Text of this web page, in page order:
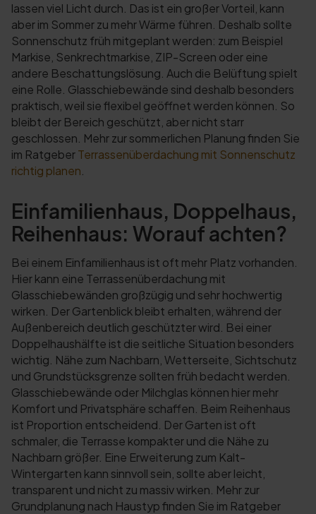
lassen viel Licht durch. Das ist ein großer Vorteil, kann
aber im Sommer zu mehr Wärme führen. Deshalb sollte
Sonnenschutz früh mitgeplant werden: zum Beispiel
Markise, Senkrechtmarkise, ZIP-Screen oder eine
andere Beschattungslösung. Auch die Belüftung spielt
eine Rolle. Glasschiebewände sind deshalb besonders
praktisch, weil sie flexibel geöffnet werden können. So
bleibt der Bereich geschützt, aber nicht starr
geschlossen. Mehr zur sommerlichen Planung finden Sie
im RatgeberTerrassenüberdachung mit Sonnenschutz
richtig planen
Einfamilienhaus, Doppelhaus,
Reihenhaus: Worauf achten?
Bei einem Einfamilienhaus ist oft mehr Platz vorhanden.
Hier kann eine Terrassenüberdachung mit
Glasschiebewänden großzügig und sehr hochwertig
wirken. Der Gartenblick bleibt erhalten, während der
Außenbereich deutlich geschützter wird. Bei einer
Doppelhaushälfte ist die seitliche Situation besonders
wichtig. Nähe zum Nachbarn, Wetterseite, Sichtschutz
und Grundstücksgrenze sollten früh bedacht werden.
Glasschiebewände oder Milchglas können hier mehr
Komfort und Privatsphäre schaffen. Beim Reihenhaus
ist Proportion entscheidend. Der Garten ist oft
schmaler, die Terrasse kompakter und die Nähe zu
Nachbarn größer. Eine Erweiterung zum Kalt-
Wintergarten kann sinnvoll sein, sollte aber leicht,
transparent und nicht zu massiv wirken. Mehr zur
Grundplanung nach Haustyp finden Sie im Ratgeber